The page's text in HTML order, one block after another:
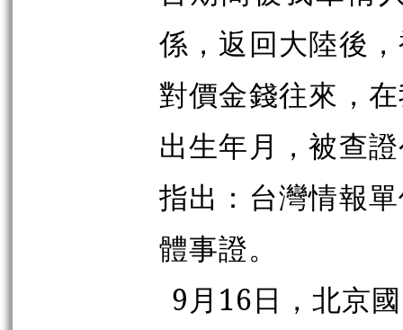
係，返回大陸後
對價金錢往來，
出生年月，被查
指出：台灣情報
體事證。
9月16日，北京